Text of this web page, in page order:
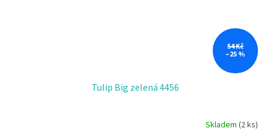
54 Kč
–25 %
Tulip Big zelená 4456
Skladem (2 ks)